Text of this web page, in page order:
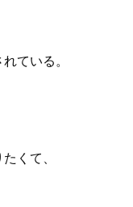
ている。
くて、